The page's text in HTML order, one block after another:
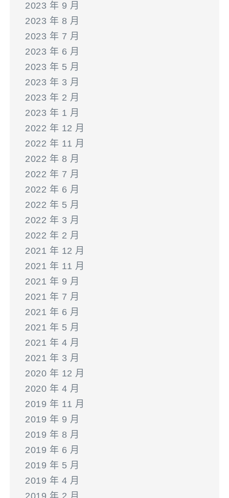
2023 年 9 月
2023 年 8 月
2023 年 7 月
2023 年 6 月
2023 年 5 月
2023 年 3 月
2023 年 2 月
2023 年 1 月
2022 年 12 月
2022 年 11 月
2022 年 8 月
2022 年 7 月
2022 年 6 月
2022 年 5 月
2022 年 3 月
2022 年 2 月
2021 年 12 月
2021 年 11 月
2021 年 9 月
2021 年 7 月
2021 年 6 月
2021 年 5 月
2021 年 4 月
2021 年 3 月
2020 年 12 月
2020 年 4 月
2019 年 11 月
2019 年 9 月
2019 年 8 月
2019 年 6 月
2019 年 5 月
2019 年 4 月
2019 年 2 月